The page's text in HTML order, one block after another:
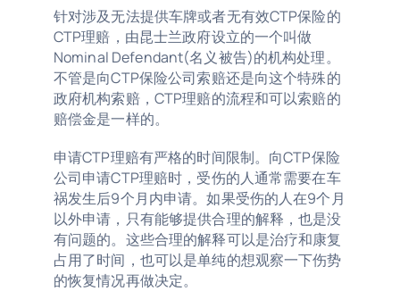
针对涉及无法提供车牌或者无有效CTP保险的
CTP理赔，由昆士兰政府设立的一个叫做
Nominal Defendant(名义被告)的机构处理。
不管是向CTP保险公司索赔还是向这个特殊的
政府机构索赔，CTP理赔的流程和可以索赔的
赔偿金是一样的。
申请CTP理赔有严格的时间限制。向CTP保险
公司申请CTP理赔时，受伤的人通常需要在车
祸发生后9个月内申请。如果受伤的人在9个月
以外申请，只有能够提供合理的解释，也是没
有问题的。这些合理的解释可以是治疗和康复
占用了时间，也可以是单纯的想观察一下伤势
的恢复情况再做决定。